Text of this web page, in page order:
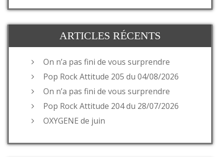
ARTICLES RÉCENTS
On n’a pas fini de vous surprendre
Pop Rock Attitude 205 du 04/08/2026
On n’a pas fini de vous surprendre
Pop Rock Attitude 204 du 28/07/2026
OXYGENE de juin